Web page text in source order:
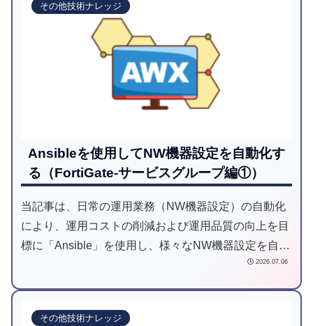
その他技術ナレッジ
Ansibleを使用してNW機器設定を自動化す
る（FortiGate-サービスグループ編①）
当記事は、日常の運用業務（NW機器設定）の自動化
により、運用コストの削減および運用品質の向上を目
標に「Ansible」を使用し、様々なNW機器設定を自動
2026.07.06
その他技術ナレッジ